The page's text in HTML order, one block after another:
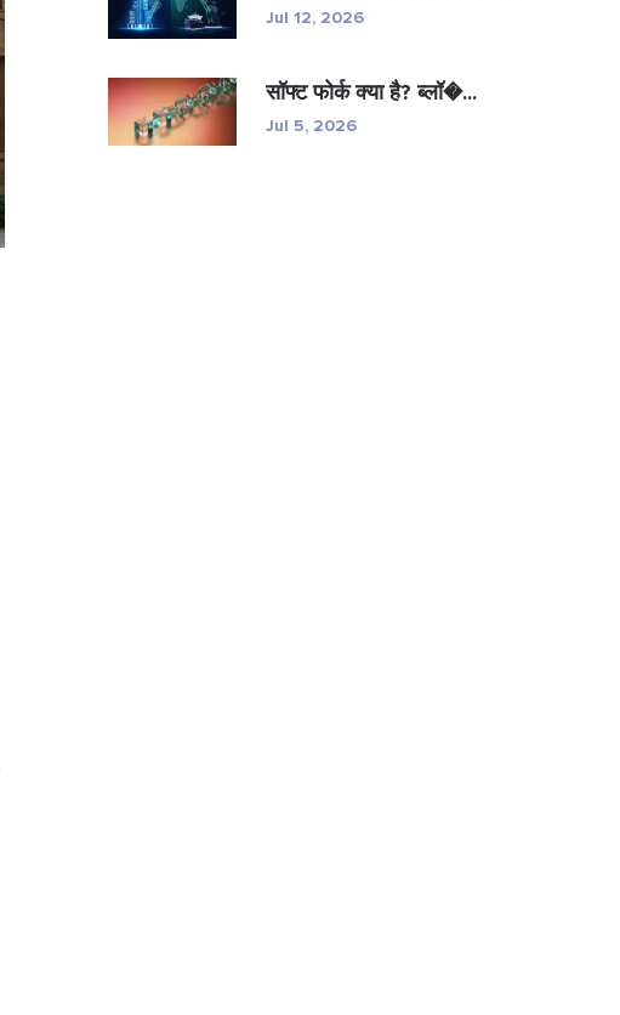
Jul 12, 2026
सॉफ्ट फोर्क क्या है? ब्लॉ�...
Jul 5, 2026